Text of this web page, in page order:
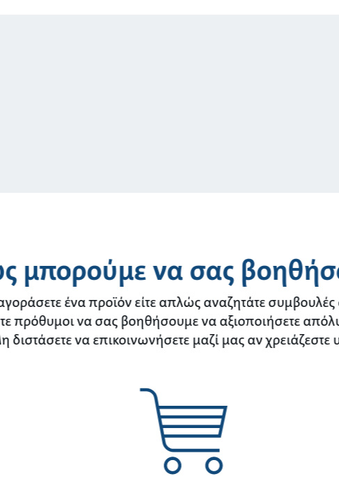
μπορούμε να σας
ένα προϊόν είτε απλώς αναζητάτε συμβουλές
πρόθυμοι να σας βοηθήσουμε να αξιοποιήσετε
διστάσετε να επικοινωνήσετε μαζί μας αν χρειάζεστε